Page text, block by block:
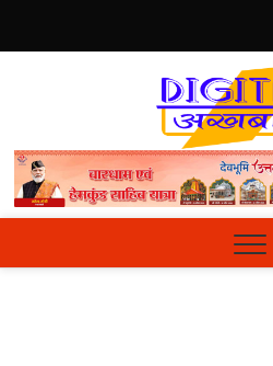
content